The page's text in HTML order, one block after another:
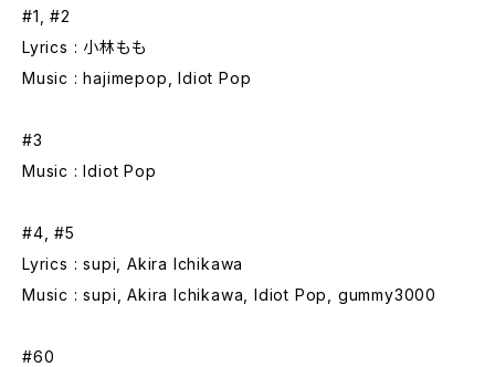
#1, #2
Lyrics : 小林もも
Music : hajimepop, Idiot Pop
#3
Music : Idiot Pop
#4, #5
Lyrics : supi, Akira Ichikawa
Music : supi, Akira Ichikawa, Idiot Pop, gummy3000
#60